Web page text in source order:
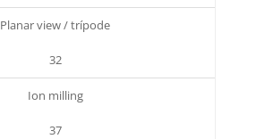
Planar view / trípode
32
Ion milling
37